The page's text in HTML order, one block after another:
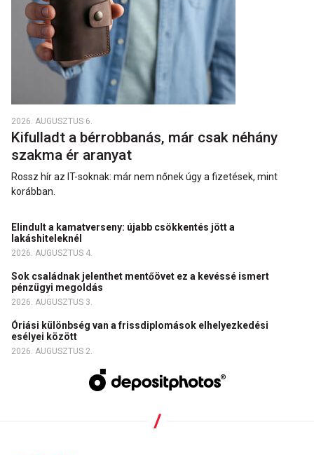
2026. AUGUSZTUS 6.
Kifulladt a bérrobbanás, már csak néhány
szakma ér aranyat
Rossz hír az IT-soknak: már nem nőnek úgy a fizetések, mint
korábban.
Elindult a kamatverseny: újabb csökkentés jött a
lakáshiteleknél
2026. AUGUSZTUS 4.
Sok családnak jelenthet mentőövet ez a kevéssé ismert
pénzügyi megoldás
2026. AUGUSZTUS 3.
Óriási különbség van a frissdiplomások elhelyezkedési
esélyei között
2026. AUGUSZTUS 2.